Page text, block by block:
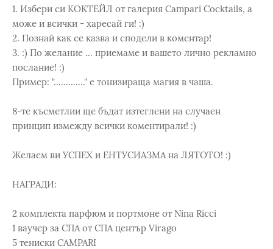
1. Избери си КОКТЕЙЛ от галерия Campari Cocktails, а
може и всички - харесай ги! :)
2. Познай как се казва и сподели в коментар!
3. :) По желание ... приемаме и вашето лично рекламно
послание! :)
Пример: "............." е тонизираща магия в чаша.
8-те късметлии ще бъдат изтеглени на случаен
принцип измежду всички коментирали! :)
Желаем ви УСПЕХ и ЕНТУСИАЗМА на ЛЯТОТО! :)
НАГРАДИ:
2 комплекта парфюм и портмоне от Nina Ricci
1 ваучер за СПА от СПА център Virago
5 тениски CAMPARI